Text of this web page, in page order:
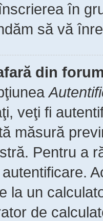
în
să vă
din
veţi fi
măsură
Pentru a
la un
de